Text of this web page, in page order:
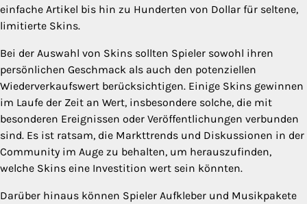
einfache Artikel bis hin zu Hunderten von Dollar für seltene,
limitierte Skins.
Bei der Auswahl von Skins sollten Spieler sowohl ihren
persönlichen Geschmack als auch den potenziellen
Wiederverkaufswert berücksichtigen. Einige Skins gewinnen
im Laufe der Zeit an Wert, insbesondere solche, die mit
besonderen Ereignissen oder Veröffentlichungen verbunden
sind. Es ist ratsam, die Markttrends und Diskussionen in der
Community im Auge zu behalten, um herauszufinden,
welche Skins eine Investition wert sein könnten.
Darüber hinaus können Spieler Aufkleber und Musikpakete